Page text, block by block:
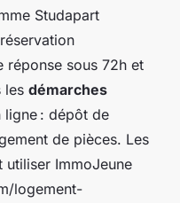
Studapart
réponse sous 72h et
les démarches
ligne : dépôt de
de pièces. Les
utiliser ImmoJeune
logement-